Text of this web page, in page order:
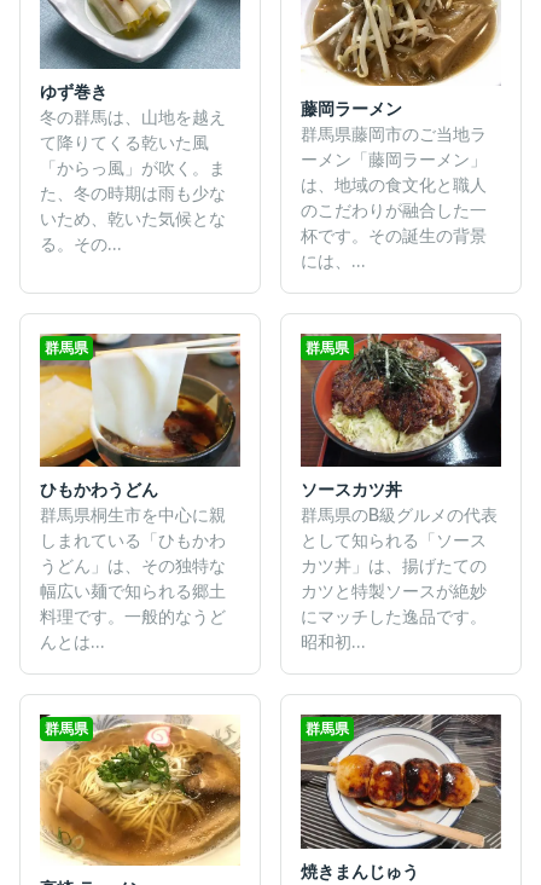
ゆず巻き
冬の群馬は、山地を越え
て降りてくる乾いた風
「からっ風」が吹く。ま
た、冬の時期は雨も少な
いため、乾いた気候とな
る。その...
藤岡ラーメン
群馬県藤岡市のご当地ラ
ーメン「藤岡ラーメン」
は、地域の食文化と職人
のこだわりが融合した一
杯です。その誕生の背景
には、...
群馬県
ひもかわうどん
群馬県桐生市を中心に親
しまれている「ひもかわ
うどん」は、その独特な
幅広い麺で知られる郷土
料理です。​一般的なうど
んとは...
群馬県
ソースカツ丼
群馬県のB級グルメの代表
として知られる「ソース
カツ丼」は、揚げたての
カツと特製ソースが絶妙
にマッチした逸品です。
昭和初...
群馬県 群馬県
焼きまんじゅう